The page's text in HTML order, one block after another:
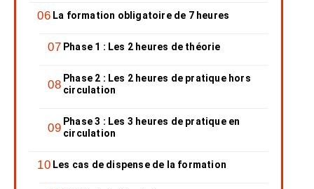
La formation obligatoire de 7 heures
Phase 1 : Les 2 heures de théorie
Phase 2 : Les 2 heures de pratique hors
circulation
Phase 3 : Les 3 heures de pratique en
circulation
Les cas de dispense de la formation